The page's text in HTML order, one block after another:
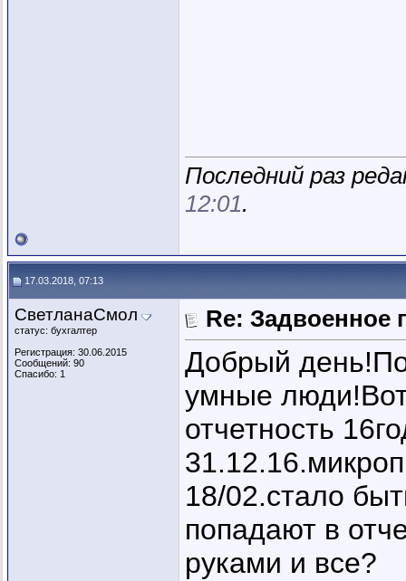
Последний раз
12:01.
17.03.2018, 07:13
СветланаСмол
статус: бухгалтер
Регистрация: 30.06.2015
Сообщений: 90
Спасибо: 1
Re: Задвоенное
Добрый
умные
отчетность
18/02.стало
попадают в
руками и все?